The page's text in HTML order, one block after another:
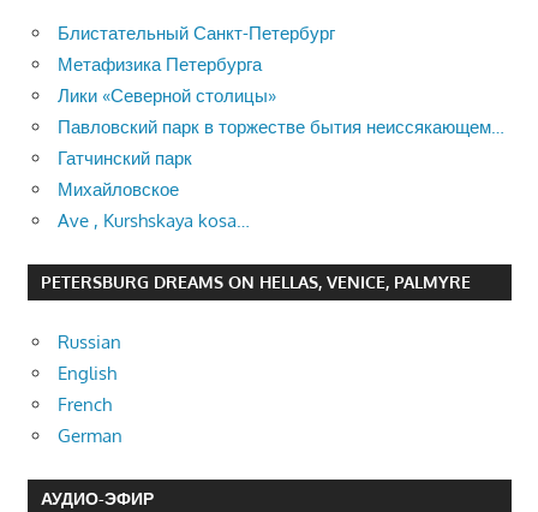
Блистательный Санкт-Петербург
Метафизика Петербурга
Лики «Северной столицы»
Павловский парк в торжестве бытия неиссякающем…
Гатчинский парк
Михайловское
Ave , Kurshskaya kosa…
PETERSBURG DREAMS ON HELLAS, VENICE, PALMYRE
Russian
English
French
German
АУДИО-ЭФИР